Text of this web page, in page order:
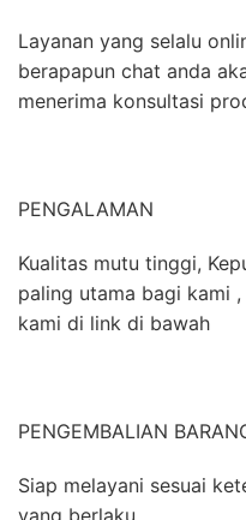
Layanan yang selalu
berapapun chat anda
menerima konsultasi
PENGALAMAN
Kualitas mutu tinggi,
paling utama bagi kami
kami di link di bawah
PENGEMBALIAN
Siap melayani sesuai
yang berlaku